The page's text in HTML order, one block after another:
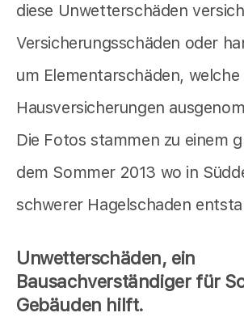
diese Unwetterschäden
Versicherungsschäden oder
um Elementarschäden,
Hausversicherungen
Die Fotos stammen zu einem
dem Sommer 2013 wo in
schwerer Hagelschaden
Unwetterschäden, ein
Bausachverständiger für
Gebäuden hilft.